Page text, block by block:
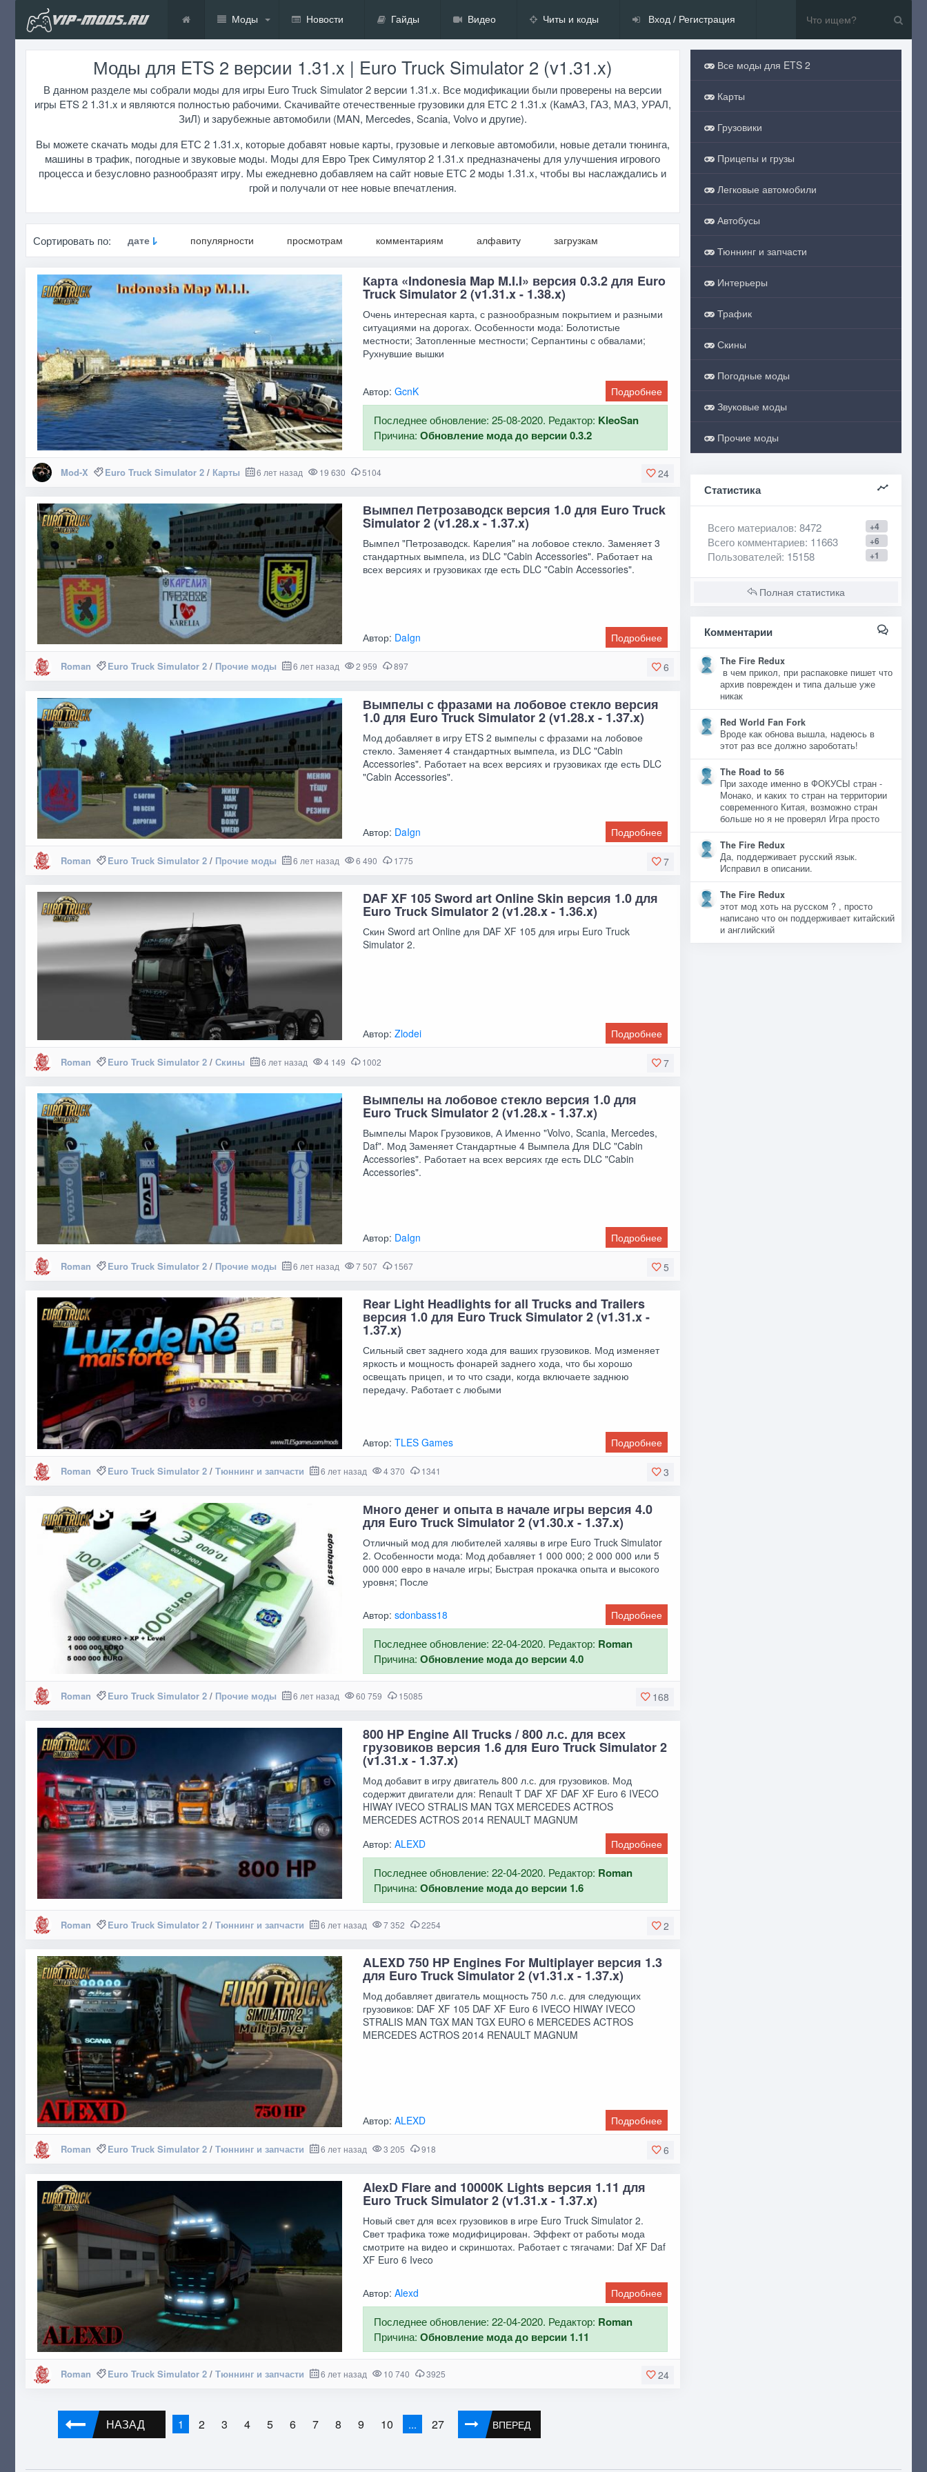
Моды Новости Гайды Видео Читы и коды Вход / Регистрация
Моды для ETS 2 версии 1.31.x | Euro Truck Simulator 2 (v1.31.x)
В данном разделе мы собрали моды для игры Euro Truck Simulator 2 версии 1.31.x. Все модификации были проверены на версии
игры ETS 2 1.31.x и являются полностью рабочими. Скачивайте отечественные грузовики для ЕТС 2 1.31.x (КамАЗ, ГАЗ, МАЗ, УРАЛ,
ЗиЛ) и зарубежные автомобили (MAN, Mercedes, Scania, Volvo и другие).
Вы можете скачать моды для ЕТС 2 1.31.x, которые добавят новые карты, грузовые и легковые автомобили, новые детали тюнинга,
машины в трафик, погодные и звуковые моды. Моды для Евро Трек Симулятор 2 1.31.x предназначены для улучшения игрового
процесса и безусловно разнообразят игру. Мы ежедневно добавляем на сайт новые ЕТС 2 моды 1.31.x, чтобы вы наслаждались и
грой и получали от нее новые впечатления.
Сортировать по: дате популярности просмотрам комментариям алфавиту загрузкам
Карта «Indonesia Map M.I.I» версия 0.3.2 для Euro
Truck Simulator 2 (v1.31.x - 1.38.x)
Очень интересная карта, с разнообразным покрытием и разными
ситуациями на дорогах. Особенности мода: Болотистые
местности; Затопленные местности; Серпантины с обвалами;
Рухнувшие вышки
Автор:GcnK Подробнее
Последнее обновление: 25-08-2020. Редактор: KleoSan
Причина:Обновление мода до версии 0.3.2
24
Mod-X Euro Truck Simulator 2/ Карты 6 лет назад 19 630 5104
Вымпел Петрозаводск версия 1.0 для Euro Truck
Simulator 2 (v1.28.x - 1.37.x)
Вымпел "Петрозаводск. Карелия" на лобовое стекло. Заменяет 3
стандартных вымпела, из DLC "Cabin Accessories". Работает на
всех версиях и грузовиках где есть DLC "Cabin Accessories".
Автор: DaIgn Подробнее
6
Roman Euro Truck Simulator 2/ Прочие моды 6 лет назад 2 959 897
Вымпелы с фразами на лобовое стекло версия
1.0 для Euro Truck Simulator 2 (v1.28.x - 1.37.x)
Мод добавляет в игру ETS 2 вымпелы с фразами на лобовое
стекло. Заменяет 4 стандартных вымпела, из DLC "Cabin
Accessories". Работает на всех версиях и грузовиках где есть DLC
"Cabin Accessories".
Автор: DaIgn Подробнее
7
Roman Euro Truck Simulator 2/ Прочие моды 6 лет назад 6 490 1775
DAF XF 105 Sword art Online Skin версия 1.0 для
Euro Truck Simulator 2 (v1.28.x - 1.36.x)
Скин Sword art Online для DAF XF 105 для игры Euro Truck
Simulator 2.
Автор:Zlodei Подробнее
7
Roman Euro Truck Simulator 2/ Скины 6 лет назад 4 149 1002
Вымпелы на лобовое стекло версия 1.0 для
Euro Truck Simulator 2 (v1.28.x - 1.37.x)
Вымпелы Марок Грузовиков, А Именно "Volvo, Scania, Mercedes,
Daf". Мод Заменяет Стандартные 4 Вымпела Для DLC "Cabin
Accessories". Работает на всех версиях где есть DLC "Cabin
Accessories".
Автор: DaIgn Подробнее
5
Roman Euro Truck Simulator 2/ Прочие моды 6 лет назад 7 507 1567
Rear Light Headlights for all Trucks and Trailers
версия 1.0 для Euro Truck Simulator 2 (v1.31.x -
1.37.x)
Сильный свет заднего хода для ваших грузовиков. Мод изменяет
яркость и мощность фонарей заднего хода, что бы хорошо
освещать прицеп, и то что сзади, когда включаете заднюю
передачу. Работает с любыми
Автор:TLES Games Подробнее
3
Roman Euro Truck Simulator 2/ Тюннинг и запчасти 6 лет назад 4 370 1341
Много денег и опыта в начале игры версия 4.0
для Euro Truck Simulator 2 (v1.30.x - 1.37.x)
Отличный мод для любителей халявы в игре Euro Truck Simulator
2. Особенности мода: Мод добавляет 1 000 000; 2 000 000 или 5
000 000 евро в начале игры; Быстрая прокачка опыта и высокого
уровня; После
Автор:sdonbass18 Подробнее
Последнее обновление: 22-04-2020. Редактор: Roman
Причина:Обновление мода до версии 4.0
168
Roman Euro Truck Simulator 2/ Прочие моды 6 лет назад 60 759 15085
800 HP Engine All Trucks / 800 л.с. для всех
грузовиков версия 1.6 для Euro Truck Simulator 2
(v1.31.x - 1.37.x)
Мод добавит в игру двигатель 800 л.с. для грузовиков. Мод
содержит двигатели для: Renault T DAF XF DAF XF Euro 6 IVECO
HIWAY IVECO STRALIS MAN TGX MERCEDES ACTROS
MERCEDES ACTROS 2014 RENAULT MAGNUM
Автор:ALEXD Подробнее
Последнее обновление: 22-04-2020. Редактор: Roman
Причина:Обновление мода до версии 1.6
2
Roman Euro Truck Simulator 2/ Тюннинг и запчасти 6 лет назад 7 352 2254
ALEXD 750 HP Engines For Multiplayer версия 1.3
для Euro Truck Simulator 2 (v1.31.x - 1.37.x)
Мод добавляет двигатель мощность 750 л.с. для следующих
грузовиков: DAF XF 105 DAF XF Euro 6 IVECO HIWAY IVECO
STRALIS MAN TGX MAN TGX EURO 6 MERCEDES ACTROS
MERCEDES ACTROS 2014 RENAULT MAGNUM
Автор:ALEXD Подробнее
6
Roman Euro Truck Simulator 2/ Тюннинг и запчасти 6 лет назад 3 205 918
AlexD Flare and 10000K Lights версия 1.11 для
Euro Truck Simulator 2 (v1.31.x - 1.37.x)
Новый свет для всех грузовиков в игре Euro Truck Simulator 2.
Свет трафика тоже модифицирован. Эффект от работы мода
смотрите на видео и скриншотах. Работает с тягачами: Daf XF Daf
XF Euro 6 Iveco
Автор:Alexd Подробнее
Последнее обновление: 22-04-2020. Редактор: Roman
Причина:Обновление мода до версии 1.11
24
Roman Euro Truck Simulator 2/ Тюннинг и запчасти 6 лет назад 10 740 3925
НАЗАД 1 2 3 4 5 6 7 8 9 10 ... 27 ВПЕРЕД
Все моды для ETS 2
Карты
Грузовики
Прицепы и грузы
Легковые автомобили
Автобусы
Тюннинг и запчасти
Интерьеры
Трафик
Скины
Погодные моды
Звуковые моды
Прочие моды
Статистика
+4
Всего материалов: 8472
+6
Всего комментариев: 11663
+1
Пользователей: 15158
Полная статистика
Комментарии
The Fire Redux
в чем прикол, при распаковке пишет что
архив поврежден и типа дальше уже
никак
Red World Fan Fork
Вроде как обнова вышла, надеюсь в
этот раз все должно зароботать!
The Road to 56
При заходе именно в ФОКУСЫ стран -
Монако, и каких то стран на территории
современного Китая, возможно стран
больше но я не проверял Игра просто
The Fire Redux
Да, поддерживает русский язык.
Исправил в описании.
The Fire Redux
этот мод хоть на русском ? , просто
написано что он поддерживает китайский
и английский